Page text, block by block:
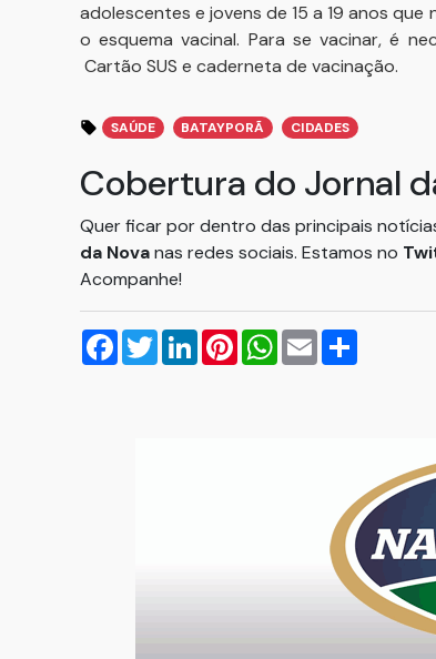
adolescentes e jovens de 15 a 19 anos
o esquema vacinal. Para se vacinar, é
Cartão SUS e caderneta de vacinação.
SAÚDE BATAYPORÃ CIDADES
Cobertura do Jornal
Quer ficar por dentro das principais
da Novanas redes sociais. Estamos no
Acompanhe!
Facebook
TwitterLinkedInPinterestWhatsApp
Email